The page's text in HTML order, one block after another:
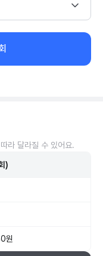
라 달라질 수 있어요.
)
원